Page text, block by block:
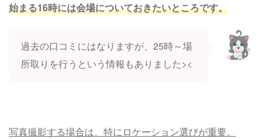
始まる16時には会場についておきたいところです。
過去の口コミにはなりますが、25時～場
所取りを行うという情報もありました><
写真撮影する場合は、特にロケーション選びが重要。